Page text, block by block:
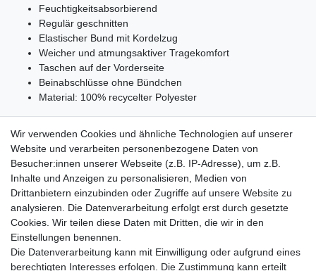
Feuchtigkeitsabsorbierend
Regulär geschnitten
Elastischer Bund mit Kordelzug
Weicher und atmungsaktiver Tragekomfort
Taschen auf der Vorderseite
Beinabschlüsse ohne Bündchen
Material: 100% recycelter Polyester
Lieferzeit etwa 1 bis 3 Werktage
Versand mit DHL
14 Tage Rückgaberecht
Wir verwenden Cookies und ähnliche Technologien auf unserer
Website und verarbeiten personenbezogene Daten von
Besucher:innen unserer Webseite (z.B. IP-Adresse), um z.B.
Inhalte und Anzeigen zu personalisieren, Medien von
Drittanbietern einzubinden oder Zugriffe auf unsere Website zu
analysieren. Die Datenverarbeitung erfolgt erst durch gesetzte
Cookies. Wir teilen diese Daten mit Dritten, die wir in den
Einstellungen benennen.
Die Datenverarbeitung kann mit Einwilligung oder aufgrund eines
berechtigten Interesses erfolgen. Die Zustimmung kann erteilt